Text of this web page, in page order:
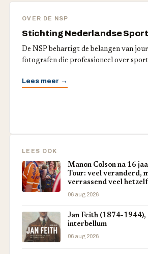
OVER DE NSP
Stichting Nederlandse
De NSP behartigt de belangen van
fotografen die professioneel over
Lees meer →
LEES OOK
Manon Colson na 16
Tour: veel veranderd,
verrassend veel
06 aug 2026
Jan Feith (1874-
interbellum
06 aug 2026